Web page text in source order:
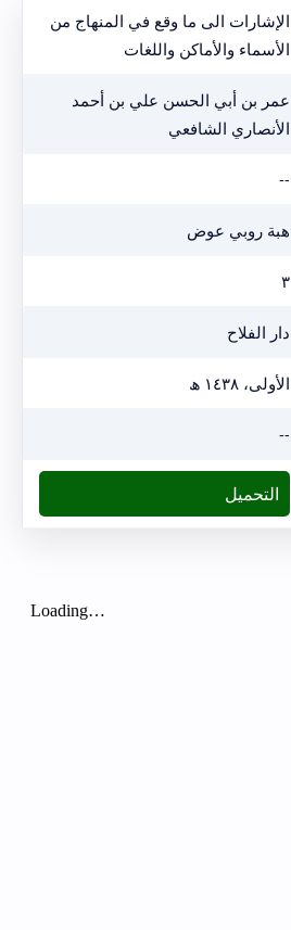
الإشارات الى ما وقع في المنهاج من
الأسماء والأماكن واللغات
عمر بن أبي الحسن علي بن أحمد
الأنصاري الشافعي
--
هبة روبي عوض
٣
دار الفلاح
الأولى، ١٤٣٨ ھ
--
التحميل